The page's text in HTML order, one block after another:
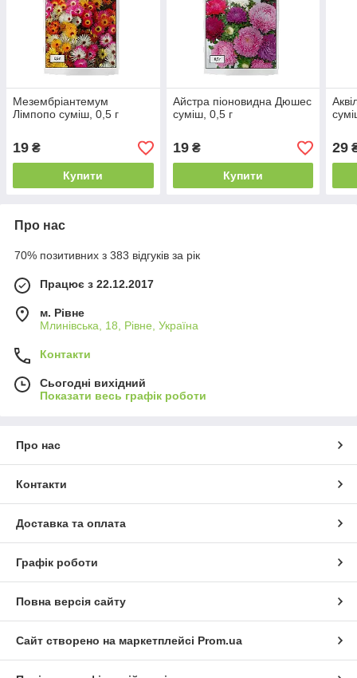
Мезембріантемум
Лімпопо суміш, 0,5 г
19 ₴
Купити
Айстра піоновидна Дюшес
суміш, 0,5 г
19₴
Купити
29
Про нас
70% позитивних з 383 відгуків за рік
Працює з 22.12.2017
м. Рівне
Млинівська, 18, Рівне, Україна
Контакти
Сьогодні вихідний
Показати весь графік роботи
Про нас
Контакти
Доставка та оплата
Графік роботи
Повна версія сайту
Сайт створено на маркетплейсі Prom.ua